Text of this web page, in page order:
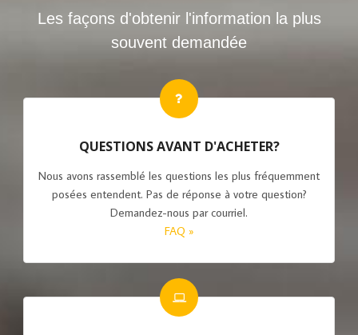
Les façons d'obtenir l'information la plus
souvent demandée
QUESTIONS AVANT D'ACHETER?
Nous avons rassemblé les questions les plus fréquemment
posées entendent. Pas de réponse à votre question?
Demandez-nous par courriel.
FAQ »